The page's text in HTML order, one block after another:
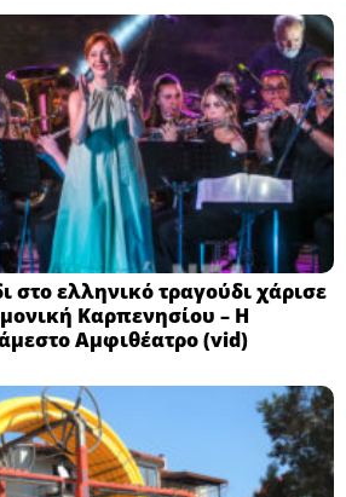
στο ελληνικό τραγούδι χάρισε
Καρπενησίου – Η
Αμφιθέατρο (vid)